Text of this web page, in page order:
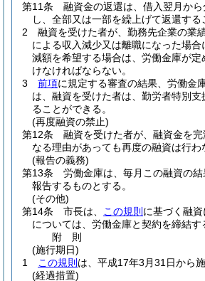
第11条
融資金の返還は、借入翌月から
し、全部又は一部を繰上げて返還する
2
融資を受けた者が、勤務先企業の業
による収入減少又は離職になった場
減額を希望する場合は、労働金庫が定
けなければならない。
3
前項に規定する審査の結果、労働金
は、融資を受けた者は、勤労者特別
ることができる。
(再度融資の禁止)
第12条
融資を受けた者が、融資金を
なる理由があっても再度の融資は行わ
(報告の義務)
第13条
労働金庫は、毎月この融資の
報告するものとする。
(その他)
第14条
市長は、 この規則 に基づく融
については、労働金庫と契約を締結す
附 則
(施行期日)
1
この規則 は、平成17年3月31日から施
(経過措置)